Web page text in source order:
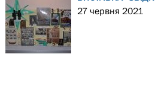
27 червня 2021